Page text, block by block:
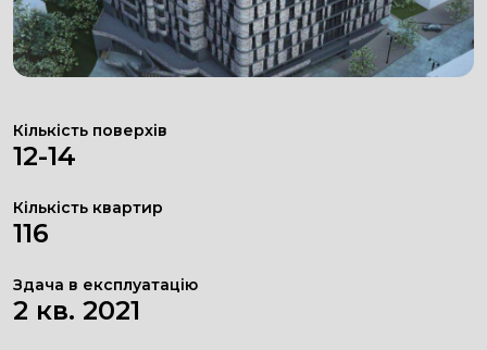
Кількість поверхів
12-14
Кількість квартир
116
Здача в експлуатацію
2 кв. 2021